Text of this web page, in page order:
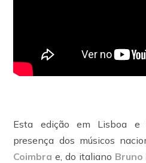
Esta edição em Lisboa e
presença dos músicos
Coimbra e, do italiano